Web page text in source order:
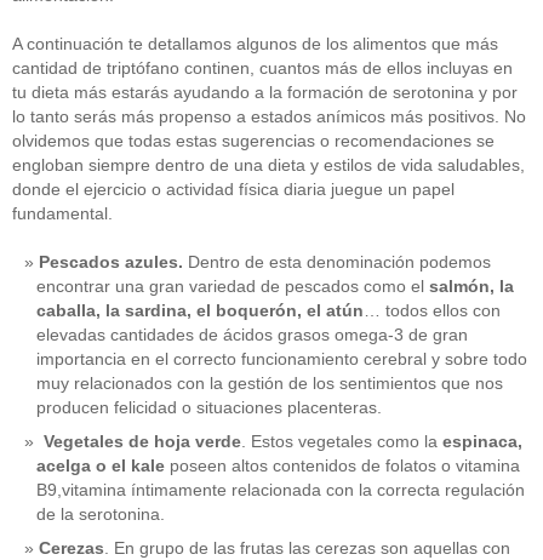
A continuación te detallamos algunos de los alimentos que más
cantidad de triptófano continen, cuantos más de ellos incluyas en
tu dieta más estarás ayudando a la formación de serotonina y por
lo tanto serás más propenso a estados anímicos más positivos. No
olvidemos que todas estas sugerencias o recomendaciones se
engloban siempre dentro de una dieta y estilos de vida saludables,
donde el ejercicio o actividad física diaria juegue un papel
fundamental.
Pescados azules. Dentro de esta denominación podemos
encontrar una gran variedad de pescados como el salmón, la
caballa, la sardina, el boquerón, el atún… todos ellos con
elevadas cantidades de ácidos grasos omega-3 de gran
importancia en el correcto funcionamiento cerebral y sobre todo
muy relacionados con la gestión de los sentimientos que nos
producen felicidad o situaciones placenteras.
Vegetales de hoja verde. Estos vegetales como la espinaca,
acelga o el kale poseen altos contenidos de folatos o vitamina
B9,vitamina íntimamente relacionada con la correcta regulación
de la serotonina.
Cerezas. En grupo de las frutas las cerezas son aquellas con